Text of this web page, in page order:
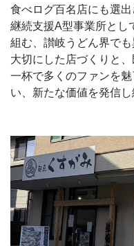
食べログ百名店にも選
継続支援A型事業所とし
組む、讃岐うどん界で
大切にした店づくりと
一杯で多くのファンを
い、新たな価値を発信し